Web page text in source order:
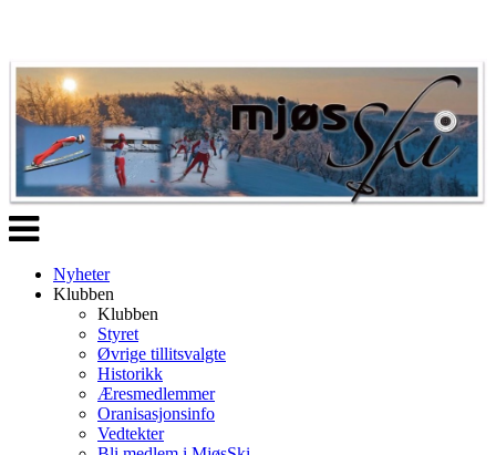
Veksle
navigasjon
Nyheter
Klubben
Klubben
Styret
Øvrige tillitsvalgte
Historikk
Æresmedlemmer
Oranisasjonsinfo
Vedtekter